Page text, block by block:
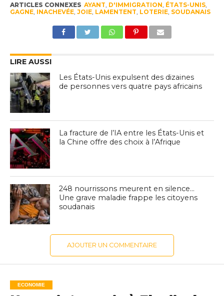
ARTICLES CONNEXES AYANT D'IMMIGRATION ÉTATS-UNIS,
GAGNE, INACHEVÉE, JOIE, LAMENTENT LOTERIE, SOUDANAIS
LIRE AUSSI
Les États-Unis expulsent des dizaines
de personnes vers quatre pays africains
La fracture de l’IA entre les États-Unis et
la Chine offre des choix à l’Afrique
248 nourrissons meurent en silence…
Une grave maladie frappe les citoyens
soudanais
AJOUTER UN COMMENTAIRE
ECONOMIE